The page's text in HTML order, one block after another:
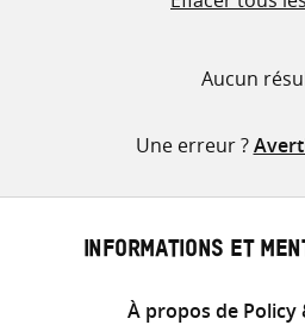
Aucun
Une erreur ?
INFORMATIONS ET
À propos de Policy